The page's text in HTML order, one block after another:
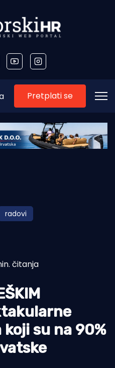
Pretplati se
radovi
čitanja
su na 90%